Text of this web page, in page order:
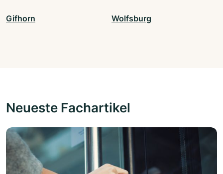
Gifhorn Wolfsburg
Neueste Fachartikel